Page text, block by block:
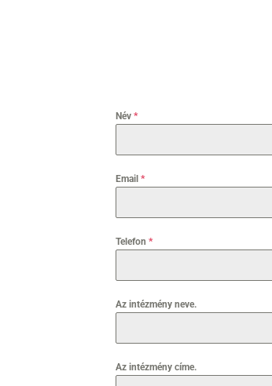
Név *
Email *
Telefon *
Az intézmény neve.
Az intézmény címe.